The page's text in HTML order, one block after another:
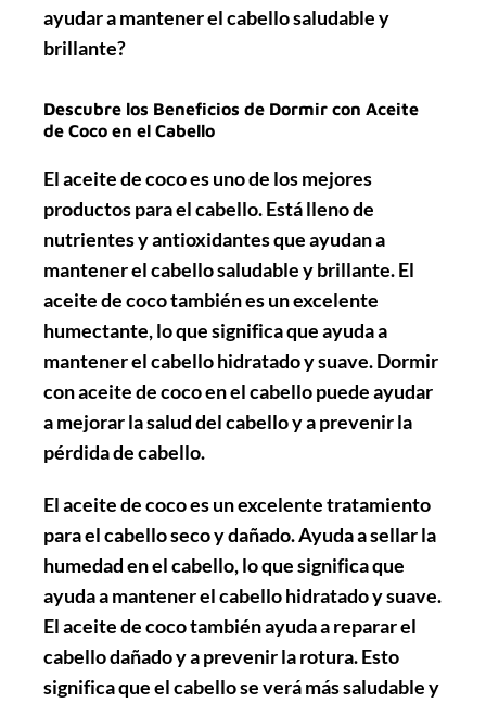
ayudar a mantener el cabello saludable y
brillante?
Descubre los Beneficios de Dormir con Aceite
de Coco en el Cabello
El aceite de coco es uno de los mejores
productos para el cabello. Está lleno de
nutrientes y antioxidantes que ayudan a
mantener el cabello saludable y brillante. El
aceite de coco también es un excelente
humectante, lo que significa que ayuda a
mantener el cabello hidratado y suave. Dormir
con aceite de coco en el cabello puede ayudar
a mejorar la salud del cabello y a prevenir la
pérdida de cabello.
El aceite de coco es un excelente tratamiento
para el cabello seco y dañado. Ayuda a sellar la
humedad en el cabello, lo que significa que
ayuda a mantener el cabello hidratado y suave.
El aceite de coco también ayuda a reparar el
cabello dañado y a prevenir la rotura. Esto
significa que el cabello se verá más saludable y